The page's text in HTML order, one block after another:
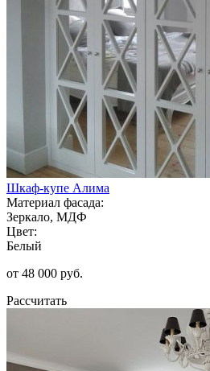
Шкаф-купе Алима
Материал фасада:
Зеркало, МДФ
Цвет:
Белый
от 48 000 руб.
Рассчитать